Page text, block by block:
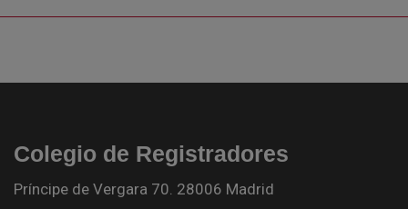
Colegio de Registradores
Príncipe de Vergara 70. 28006 Madrid